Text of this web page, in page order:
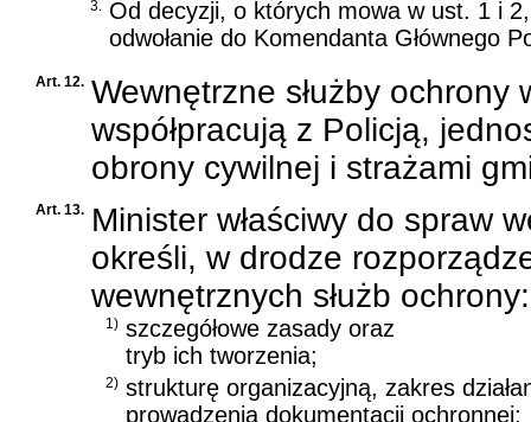
3. Od decyzji, o których mowa w ust. 1 i 2,
odwołanie do Komendanta Głównego
Art. 12. Wewnętrzne służby
współpracują z Policją,
obrony cywilnej i strażami
Art. 13. Minister właściwy do spraw
określi, w drodze
wewnętrznych służb ochrony:
1) szczegółowe zasady oraz
tryb ich tworzenia;
2) strukturę organizacyjną, zakres
prowadzenia dokumentacji ochronnej;